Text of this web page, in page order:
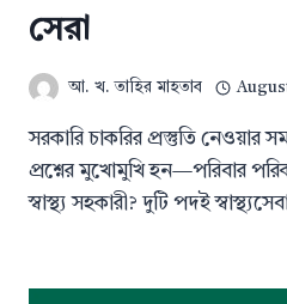
সেরা
আ. খ. তাহির মাহতাব
সরকারি চাকরির প্রস্তুতি নেওয়ার
প্রশ্নের মুখোমুখি হন—পরিবার
স্বাস্থ্য সহকারী? দুটি পদই